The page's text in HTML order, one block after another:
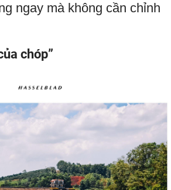
ngay mà không cần chỉnh
chóp”